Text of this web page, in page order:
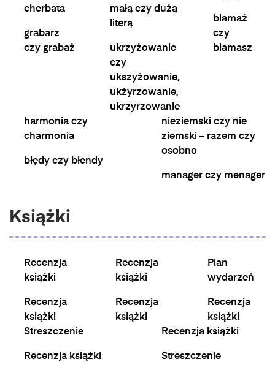
cherbata
grabarz
czy grabaż
małą czy dużą
literą
ukrzyżowanie
czy
ukszyżowanie,
ukżyrzowanie,
ukrzyrzowanie
blamaż
czy
blamasz
harmonia czy
charmonia
błędy czy błendy
nieziemski czy nie
ziemski – razem czy
osobno
manager czy menager
Książki
Recenzja
książki
Recenzja
książki
Recenzja
książki
Recenzja
książki
Plan
wydarzeń
Recenzja
książki
Streszczenie
Recenzja książki
Recenzja książki
Streszczenie